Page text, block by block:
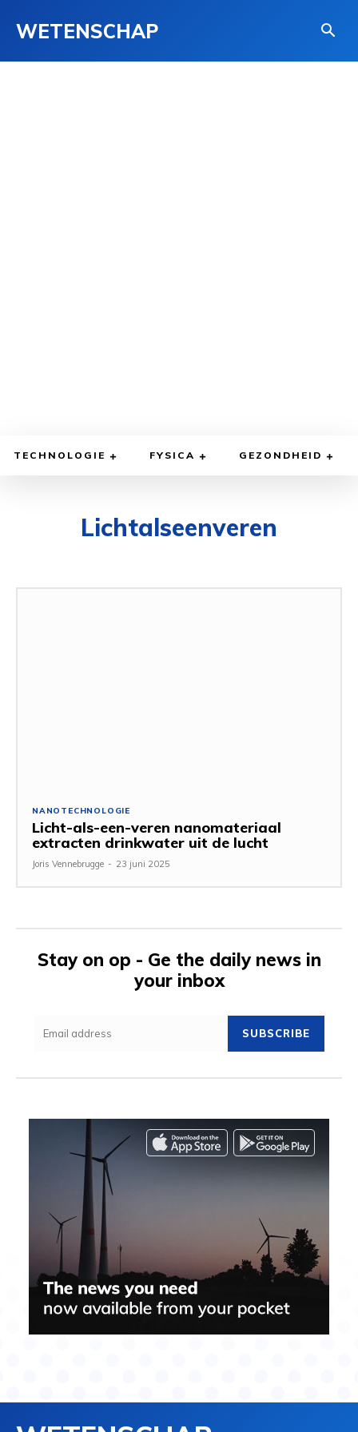
WETENSCHAP
TECHNOLOGIE FYSICA GEZONDHEID
Lichtalseenveren
NANOTECHNOLOGIE
Licht-als-een-veren nanomateriaal
extracten drinkwater uit de lucht
Joris Vennebrugge - 23 juni 2025
Stay on op - Ge the daily news in
your inbox
SUBSCRIBE